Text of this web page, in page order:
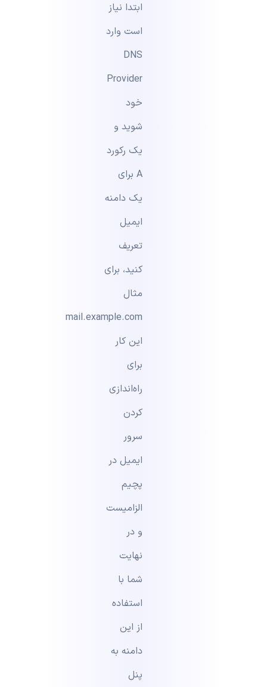
ابتدا نیاز
است وارد
DNS
Provider
خود
شوید و
یک رکورد
A برای
یک دامنه
ایمیل
تعریف
کنید، برای
مثال
mail.example.com
این کار
برای
راه‌اندازی
کردن
سرور
ایمیل در
پچیم
الزامیست
و در
نهایت
شما با
استفاده
از این
دامنه به
پنل